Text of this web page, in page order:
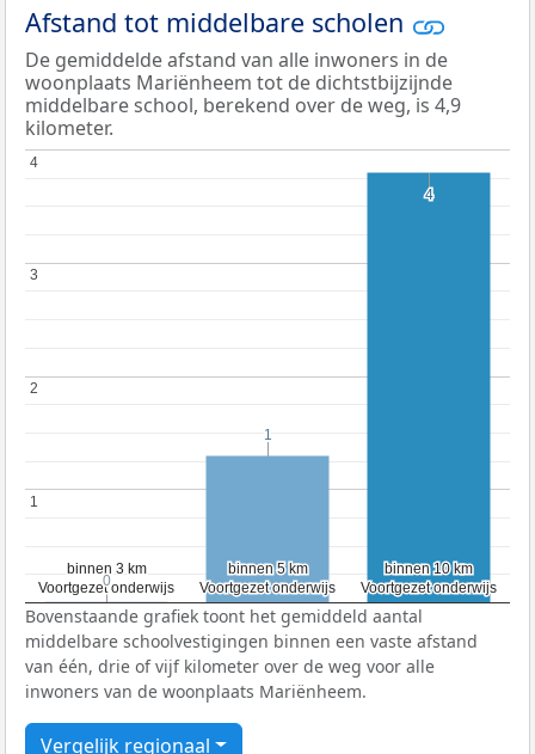
Afstand tot middelbare scholen
De gemiddelde afstand van alle inwoners in de
woonplaats Mariënheem tot de dichtstbijzijnde
middelbare school, berekend over de weg, is 4,9
kilometer.
Voortgezet onderwijs
Voortgezet onderwijs
binnen 3 km
binnen 3 km
Voortgezet onderwijs
Voortgezet onderwijs
binnen 5 km
binnen 5 km
Voortgezet onderwijs
Voortgezet onderwijs
binnen 10 km
binnen 10 km
11
2
2
3
3
4
4
0
0
11
4
4
Bovenstaande grafiek toont het gemiddeld aantal
middelbare schoolvestigingen binnen een vaste afstand
van één, drie of vijf kilometer over de weg voor alle
inwoners van de woonplaats Mariënheem.
Vergelijk regionaal